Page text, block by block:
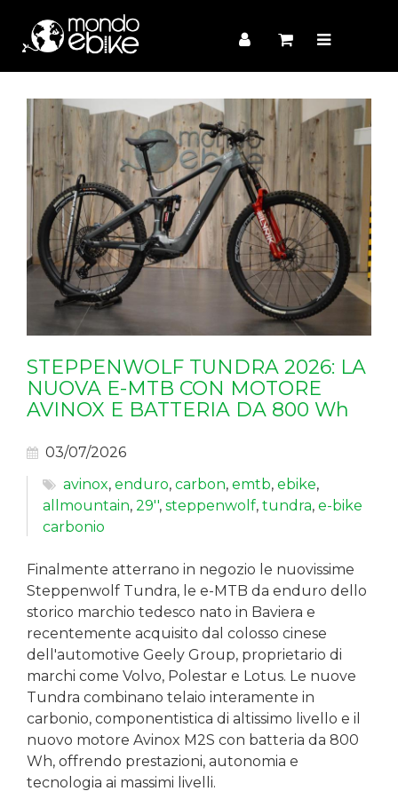
STEPPENWOLF TUNDRA 2026: LA
NUOVA E-MTB CON MOTORE
AVINOX E BATTERIA DA 800 Wh
03/07/2026
avinox,enduro,carbon,emtb,ebike,
allmountain, 29'', steppenwolf, tundra, e-bike
carbonio
Finalmente atterrano in negozio le nuovissime
Steppenwolf Tundra, le e-MTB da enduro dello
storico marchio tedesco nato in Baviera e
recentemente acquisito dal colosso cinese
dell'automotive Geely Group, proprietario di
marchi come Volvo, Polestar e Lotus. Le nuove
Tundra combinano telaio interamente in
carbonio, componentistica di altissimo livello e il
nuovo motore Avinox M2S con batteria da 800
Wh, offrendo prestazioni, autonomia e
tecnologia ai massimi livelli.